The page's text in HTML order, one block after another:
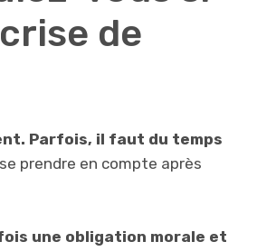
de
Parfois, il faut du temps
prendre en compte après
une obligation morale et